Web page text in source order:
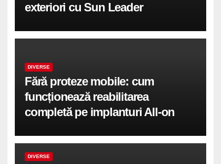
exteriori cu Sun Leader
DIVERSE
Fără proteze mobile: cum
funcționează reabilitarea
completă pe implanturi All-on
DIVERSE